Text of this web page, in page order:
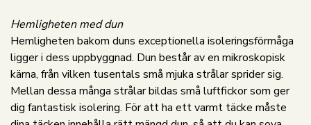
Hemligheten med dun
Hemligheten bakom duns exceptionella isoleringsförmåga
ligger i dess uppbyggnad. Dun består av en mikroskopisk
kärna, från vilken tusentals små mjuka strålar sprider sig.
Mellan dessa många strålar bildas små luftfickor som ger
dig fantastisk isolering. För att ha ett varmt täcke måste